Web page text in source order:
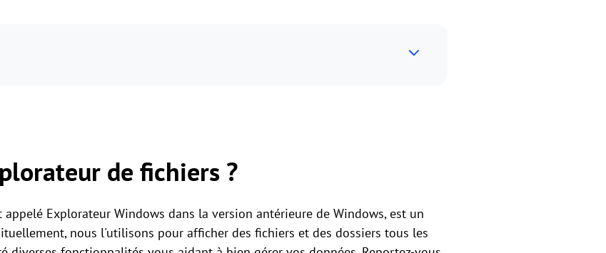
de fichiers ?
Explorateur Windows dans la version antérieure de Windows, est un
nous l'utilisons pour afficher des fichiers et des dossiers tous les